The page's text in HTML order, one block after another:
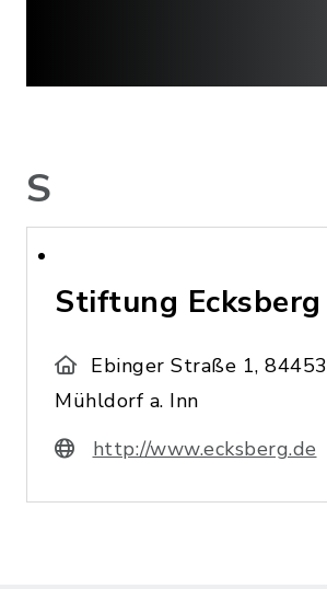
S
Stiftung Ecksberg
Ebinger Straße 1, 84453
Mühldorf a. Inn
http://www.ecksberg.de